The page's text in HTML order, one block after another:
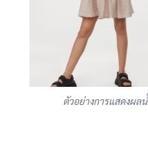
ตัวอย่างการแสดงผล